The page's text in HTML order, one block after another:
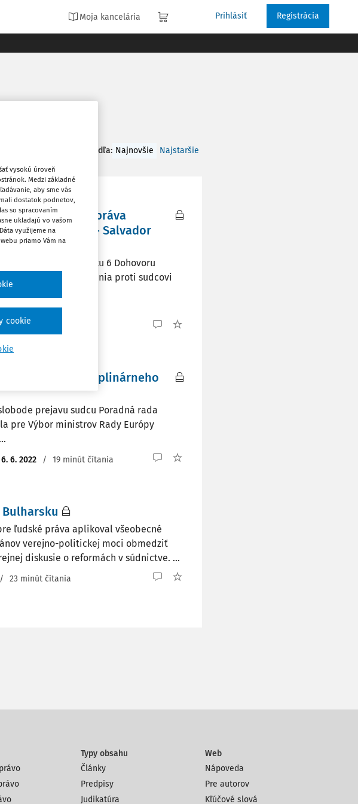
Moja kancelária Prihlásiť Registrácia
Zoradiť podľa: Najnovšie Najstaršie
pre ľudské práva
10. marca 2026 - Salvador
pre porušenie článku 6 Dohovoru
disciplinárneho konania proti sudcovi
sudcu a disciplinárneho
prejavu sudcu Poradná rada
pre Výbor ministrov Rady Európy
6. 6. 2022 / 19 minút čítania
ľudské práva aplikoval všeobecné
verejno-politickej moci obmedziť
diskusie o reformách v súdnictve. ...
/ 23 minút čítania
Typy obsahu
Články
Predpisy
Judikatúra
Web
Nápoveda
Pre autorov
Kľúčové slová
vysokú úroveň
Medzi základné
aby sme vás
dostatok podnetov,
so spracovaním
ukladajú vo vašom
využijeme na
priamo Vám na
cookie